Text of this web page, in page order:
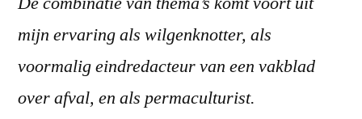
mijn ervaring als wilgenknotter, als
voormalig eindredacteur van een vakblad
over afval, en als permaculturist.